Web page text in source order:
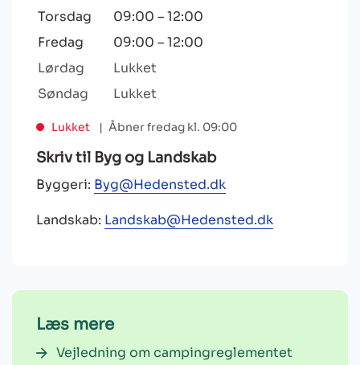
Torsdag
09:00 –12:00
Fredag
09:00 –12:00
Lørdag
Lukket
Søndag
Lukket
Lukket Åbner fredag kl. 09:00
Skriv til Byg og Landskab
Byggeri: Byg@Hedensted.dk
Landskab: Landskab@Hedensted.dk
Læs mere
Vejledning om campingreglementet